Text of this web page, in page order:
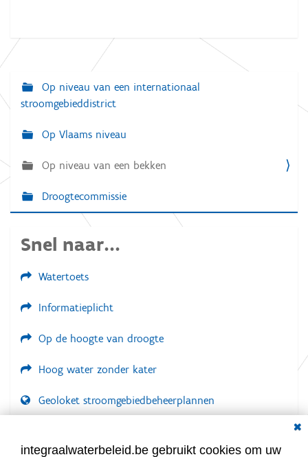
N
a
v
g
a
t
e
Op niveau van een internationaal
stroomgebieddistrict
Op Vlaams niveau
Op niveau van een bekken
Droogtecommissie
Snel naar...
Watertoets
Informatieplicht
Op de hoogte van droogte
Hoog water zonder kater
Geoloket stroomgebiedbeheerplannen
LOGIN VEREIST
integraalwaterbeleid.be gebruikt cookies om uw